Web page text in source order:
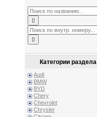
Категории раздела
Audi
BMW
BYD
Chery
Chevrolet
Chrysler